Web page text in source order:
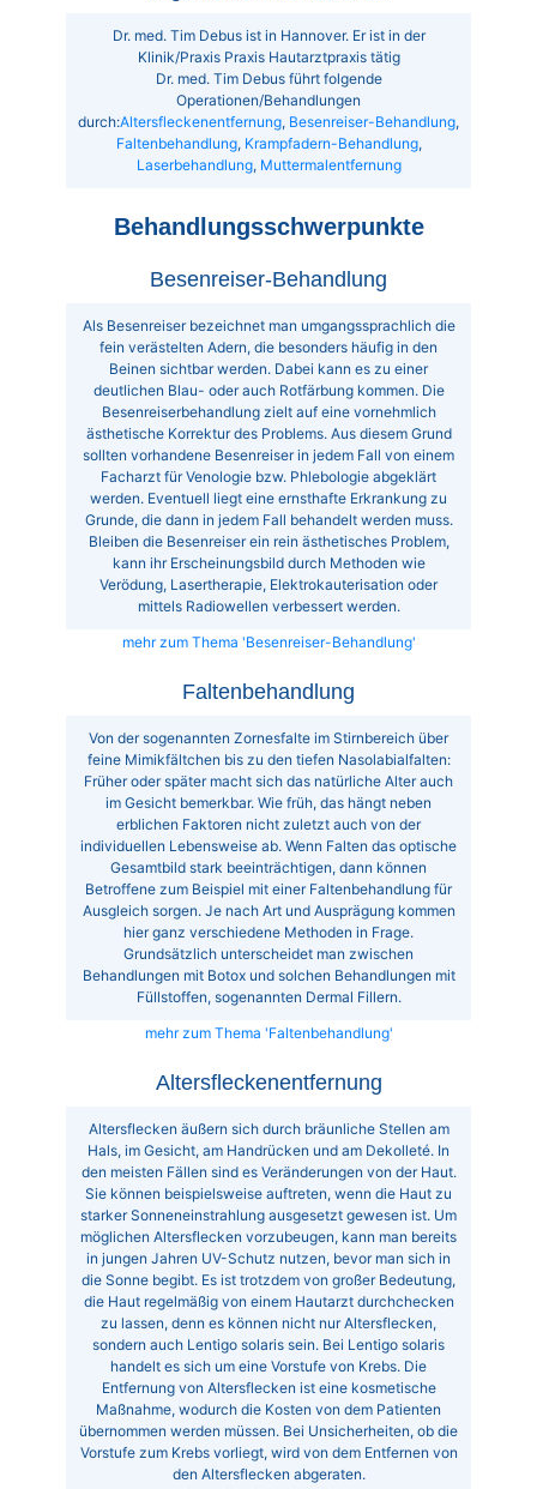
Dr. med. Tim Debus ist in Hannover. Er ist in der
Klinik/Praxis Praxis Hautarztpraxis tätig
Dr. med. Tim Debus führt folgende
Operationen/Behandlungen
durch:Altersfleckenentfernung, Besenreiser-Behandlung,
Faltenbehandlung, Krampfadern-Behandlung,
Laserbehandlung, Muttermalentfernung
Behandlungsschwerpunkte
Besenreiser-Behandlung
Als Besenreiser bezeichnet man umgangssprachlich die
fein verästelten Adern, die besonders häufig in den
Beinen sichtbar werden. Dabei kann es zu einer
deutlichen Blau- oder auch Rotfärbung kommen. Die
Besenreiserbehandlung zielt auf eine vornehmlich
ästhetische Korrektur des Problems. Aus diesem Grund
sollten vorhandene Besenreiser in jedem Fall von einem
Facharzt für Venologie bzw. Phlebologie abgeklärt
werden. Eventuell liegt eine ernsthafte Erkrankung zu
Grunde, die dann in jedem Fall behandelt werden muss.
Bleiben die Besenreiser ein rein ästhetisches Problem,
kann ihr Erscheinungsbild durch Methoden wie
Verödung, Lasertherapie, Elektrokauterisation oder
mittels Radiowellen verbessert werden.
mehr zum Thema 'Besenreiser-Behandlung'
Faltenbehandlung
Von der sogenannten Zornesfalte im Stirnbereich über
feine Mimikfältchen bis zu den tiefen Nasolabialfalten:
Früher oder später macht sich das natürliche Alter auch
im Gesicht bemerkbar. Wie früh, das hängt neben
erblichen Faktoren nicht zuletzt auch von der
individuellen Lebensweise ab. Wenn Falten das optische
Gesamtbild stark beeinträchtigen, dann können
Betroffene zum Beispiel mit einer Faltenbehandlung für
Ausgleich sorgen. Je nach Art und Ausprägung kommen
hier ganz verschiedene Methoden in Frage.
Grundsätzlich unterscheidet man zwischen
Behandlungen mit Botox und solchen Behandlungen mit
Füllstoffen, sogenannten Dermal Fillern.
mehr zum Thema 'Faltenbehandlung'
Altersfleckenentfernung
Altersflecken äußern sich durch bräunliche Stellen am
Hals, im Gesicht, am Handrücken und am Dekolleté. In
den meisten Fällen sind es Veränderungen von der Haut.
Sie können beispielsweise auftreten, wenn die Haut zu
starker Sonneneinstrahlung ausgesetzt gewesen ist. Um
möglichen Altersflecken vorzubeugen, kann man bereits
in jungen Jahren UV-Schutz nutzen, bevor man sich in
die Sonne begibt. Es ist trotzdem von großer Bedeutung,
die Haut regelmäßig von einem Hautarzt durchchecken
zu lassen, denn es können nicht nur Altersflecken,
sondern auch Lentigo solaris sein. Bei Lentigo solaris
handelt es sich um eine Vorstufe von Krebs. Die
Entfernung von Altersflecken ist eine kosmetische
Maßnahme, wodurch die Kosten von dem Patienten
übernommen werden müssen. Bei Unsicherheiten, ob die
Vorstufe zum Krebs vorliegt, wird von dem Entfernen von
den Altersflecken abgeraten.